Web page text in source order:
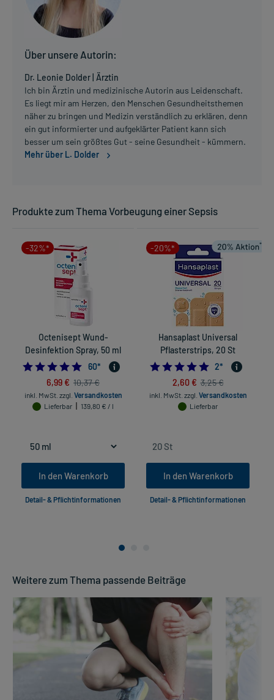
Über unsere Autorin:
Dr. Leonie Dolder | Ärztin
Ich bin Ärztin und medizinische Autorin aus Leidenschaft.
Es liegt mir am Herzen, den Menschen Gesundheitsthemen
näher zu bringen und Medizin verständlich zu erklären, denn
ein gut informierter und aufgeklärter Patient kann sich
besser um sein größtes Gut - seine Gesundheit - kümmern.
Mehr über L. Dolder
Produkte zum Thema Vorbeugung einer Sepsis
-32%*
Octenisept Wund-
Desinfektion Spray, 50 ml
4.966666666666667
60*
6,99 € 10,37 €
inkl. MwSt. zzgl. Versandkosten
Lieferbar
139,80 € / l
In den Warenkorb
Detail- & Pflichtinformationen
-20%*
Hansaplast Universal
Pflasterstrips, 20 St
5.0
2*
2,60 € 3,25 €
inkl. MwSt. zzgl. Versandkosten
Lieferbar
In den Warenkorb
Detail- & Pflichtinformationen
Weitere zum Thema passende Beiträge